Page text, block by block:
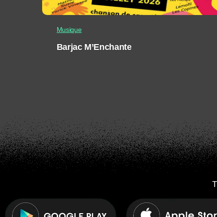
Musique
Barjac M’Enchante